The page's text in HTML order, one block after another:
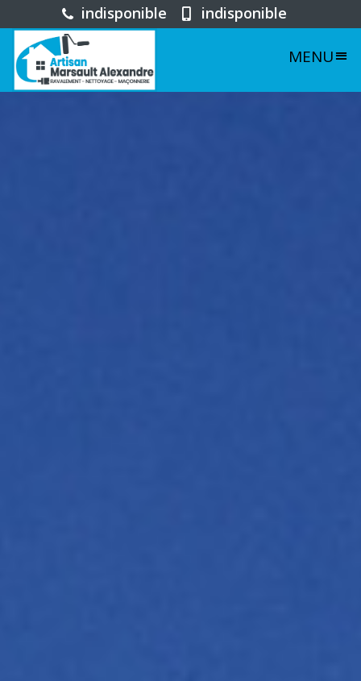
indisponible indisponible
MENU